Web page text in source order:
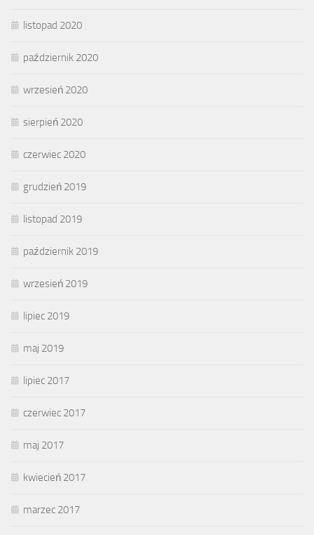
listopad 2020
październik 2020
wrzesień 2020
sierpień 2020
czerwiec 2020
grudzień 2019
listopad 2019
październik 2019
wrzesień 2019
lipiec 2019
maj 2019
lipiec 2017
czerwiec 2017
maj 2017
kwiecień 2017
marzec 2017